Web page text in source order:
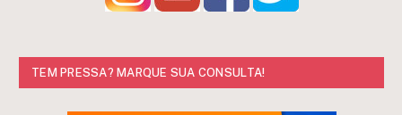
TEM PRESSA? MARQUE SUA CONSULTA!